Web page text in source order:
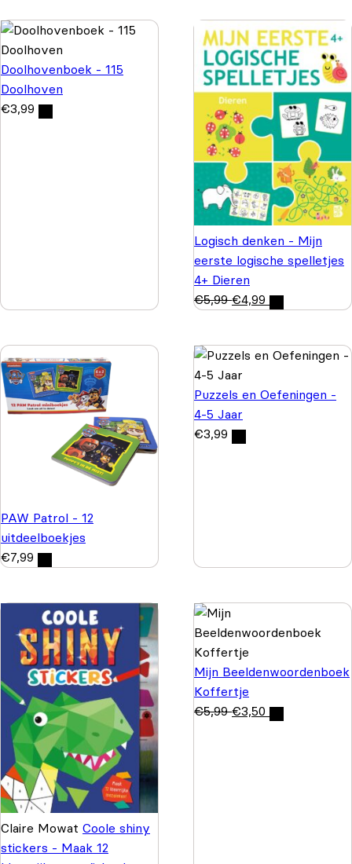
Doolhovenboek - 115
Doolhoven
€3,99
Logisch denken - Mijn
eerste logische spelletjes
4+ Dieren
€5,99 €4,99
PAW Patrol - 12
uitdeelboekjes
€7,99
Puzzels en Oefeningen -
4-5 Jaar
€3,99
Claire Mowat Coole shiny
stickers - Maak 12
Mijn Beeldenwoordenboek
Koffertje
€5,99 €3,50